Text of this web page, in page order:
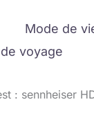
Mode de
voyage
: sennheiser